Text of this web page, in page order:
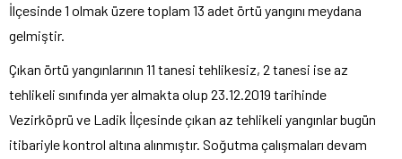
İlçesinde 1 olmak üzere toplam 13 adet örtü yangını meydana
gelmiştir.
Çıkan örtü yangınlarının 11 tanesi tehlikesiz, 2 tanesi ise az
tehlikeli sınıfında yer almakta olup 23.12.2019 tarihinde
Vezirköprü ve Ladik İlçesinde çıkan az tehlikeli yangınlar bugün
itibariyle kontrol altına alınmıştır. Soğutma çalışmaları devam